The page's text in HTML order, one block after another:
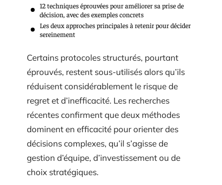
12 techniques éprouvées pour améliorer sa prise de
décision, avec des exemples concrets
Les deux approches principales à retenir pour décider
sereinement
Certains protocoles structurés, pourtant
éprouvés, restent sous-utilisés alors qu’ils
réduisent considérablement le risque de
regret et d’inefficacité. Les recherches
récentes confirment que deux méthodes
dominent en efficacité pour orienter des
décisions complexes, qu’il s’agisse de
gestion d’équipe, d’investissement ou de
choix stratégiques.